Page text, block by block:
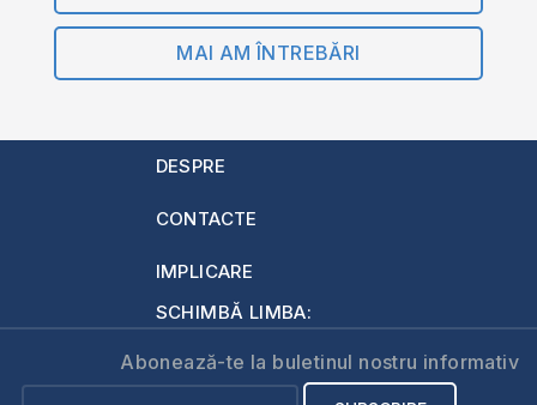
MAI AM ÎNTREBĂRI
DESPRE
CONTACTE
IMPLICARE
SCHIMBĂ LIMBA:
Abonează-te la buletinul nostru informativ